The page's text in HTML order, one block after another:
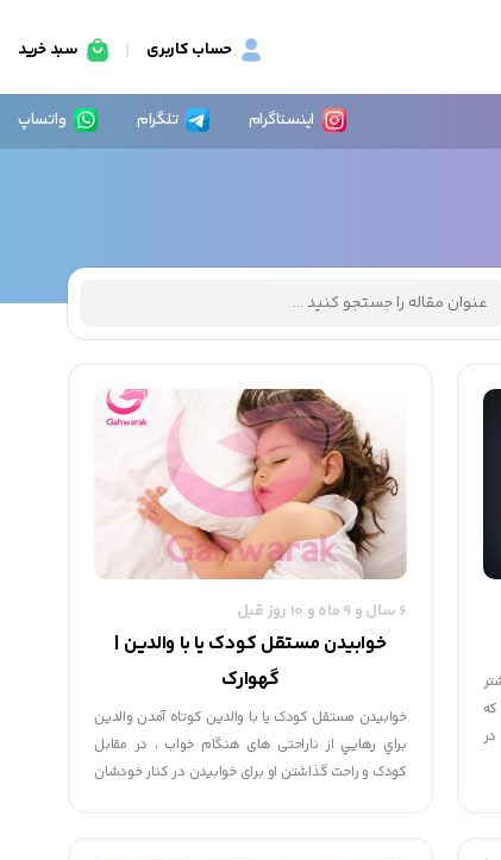
حساب کاربری سبد خرید
اینستاگرام تلگرام واتساپ
6 سال و 9 ماه و 10 روز قبل
خوابيدن مستقل كودک يا با والدين |
گهوارک
خوابيدن مستقل كودک يا با والدين كوتاه آمدن والدين
براي رهايي از ناراحتی های هنگام خواب ، در مقابل
کودک و راحت گذاشتن او برای خوابیدن در کنار خودشان